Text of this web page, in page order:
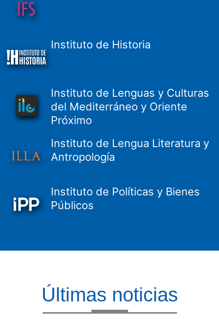
Instituto de Historia
Instituto de Lenguas y Culturas
del Mediterráneo y Oriente
Próximo
Instituto de Lengua Literatura y
Antropología
Instituto de Políticas y Bienes
Públicos
Últimas noticias